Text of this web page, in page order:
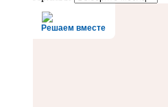
Решаем вместе